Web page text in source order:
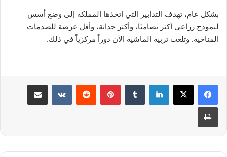
بشكل عام، تهدف التدابير التي اتخذها المملكة إلى وضع أسس
لنموذج زراعي أكثر تضامنًا، وأكثر حداثة، وأقل عرضة للصدمات
المناخية. وتلعب تربية الماشية الآن دوراً مركزياً في ذلك.
لينكدإن بينتيريست مشاركة عبر البريد
طباعة